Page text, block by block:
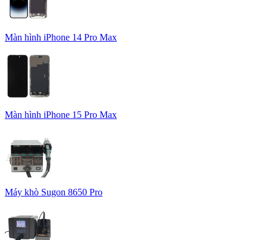
Màn hình iPhone 14 Pro Max
Màn hình iPhone 15 Pro Max
Máy khò Sugon 8650 Pro